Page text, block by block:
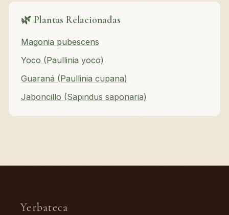
🌿 Plantas Relacionadas
Magonia pubescens
Yoco (Paullinia yoco)
Guaraná (Paullinia cupana)
Jaboncillo (Sapindus saponaria)
Yerbateca